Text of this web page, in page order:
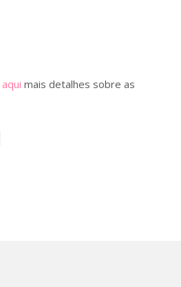
aqui mais detalhes sobre as